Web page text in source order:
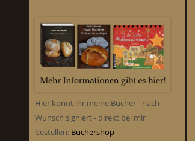
Hier könnt ihr meine Bücher - nach
Wunsch signiert - direkt bei mir
bestellen: Büchershop